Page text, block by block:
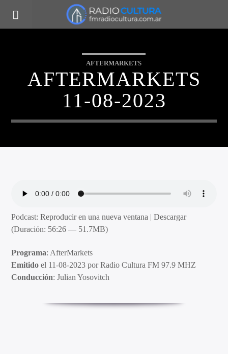
AFTERMARKETS
AFTERMARKETS
11-08-2023
Podcast:Reproducir en una nueva ventana |Descargar
(Duración: 56:26 — 51.7MB)
Programa: AfterMarkets
Emitido el 11-08-2023 por Radio Cultura FM 97.9 MHZ
Conducción: Julian Yosovitch